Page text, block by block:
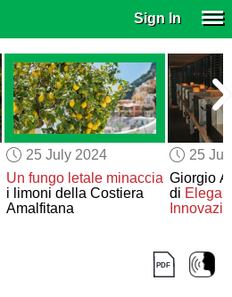
Sign In
25 July 2024
Un fungo letale minaccia
i limoni della Costiera
Amalfitana
25
Giorgio
di